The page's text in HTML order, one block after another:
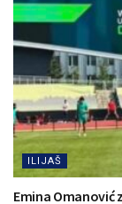
ILIJAŠ
Emina Omanović